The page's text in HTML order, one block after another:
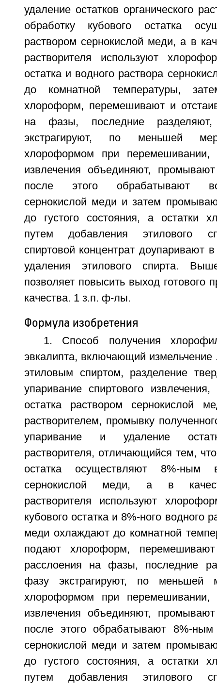
удаление остатков органического
обработку кубового остатка
раствором сернокислой меди, а в
растворителя используют
остатка и водного раствора
до комнатной температуры,
хлороформ, перемешивают и
на фазы, последние
экстрагируют, по меньшей
хлороформом при
извлечения объединяют,
после этого обрабатывают
сернокислой меди и затем
до густого состояния, а остатки
путем добавления этилового
спиртовой концентрат доупаривают
удаления этилового спирта.
позволяет повысить выход готового
качества. 1 з.п. ф-лы.
Формула изобретения
1. Способ получения
эвкалипта, включающий измельчение
этиловым спиртом, разделение
упаривание спиртового извлечения,
остатка раствором сернокислой
растворителем, промывку
упаривание и удаление
растворителя, отличающийся тем,
остатка осуществляют 8%-ным
сернокислой меди, а в
растворителя используют
кубового остатка и 8%-ного водного
меди охлаждают до комнатной
подают хлороформ,
расслоения на фазы, последние
фазу экстрагируют, по меньшей
хлороформом при
извлечения объединяют,
после этого обрабатывают 8%-
сернокислой меди и затем
до густого состояния, а остатки
путем добавления этилового